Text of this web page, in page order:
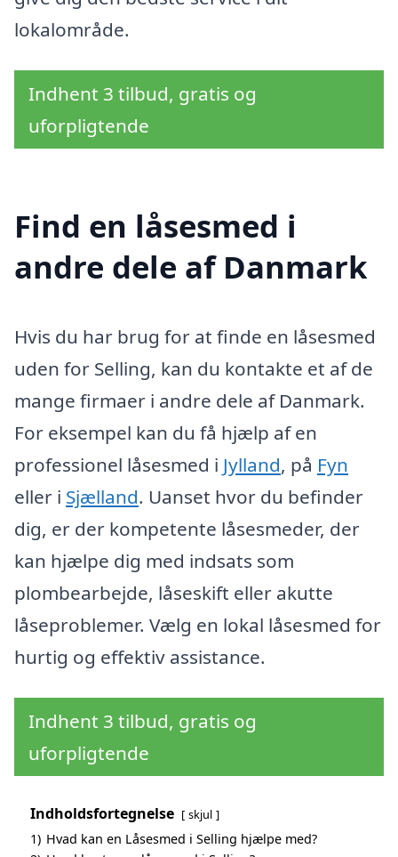
lokalområde.
Indhent 3 tilbud, gratis og
uforpligtende
Find en låsesmed i
andre dele af Danmark
Hvis du har brug for at finde en låsesmed
uden for Selling, kan du kontakte et af de
mange firmaer i andre dele af Danmark.
For eksempel kan du få hjælp af en
professionel låsesmed i Jylland, på Fyn
eller i Sjælland. Uanset hvor du befinder
dig, er der kompetente låsesmeder, der
kan hjælpe dig med indsats som
plombearbejde, låseskift eller akutte
låseproblemer. Vælg en lokal låsesmed for
hurtig og effektiv assistance.
Indhent 3 tilbud, gratis og
uforpligtende
Indholdsfortegnelse skjul
1) Hvad kan en Låsesmed i Selling hjælpe med?